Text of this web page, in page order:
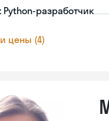
разработчик
цены (4)